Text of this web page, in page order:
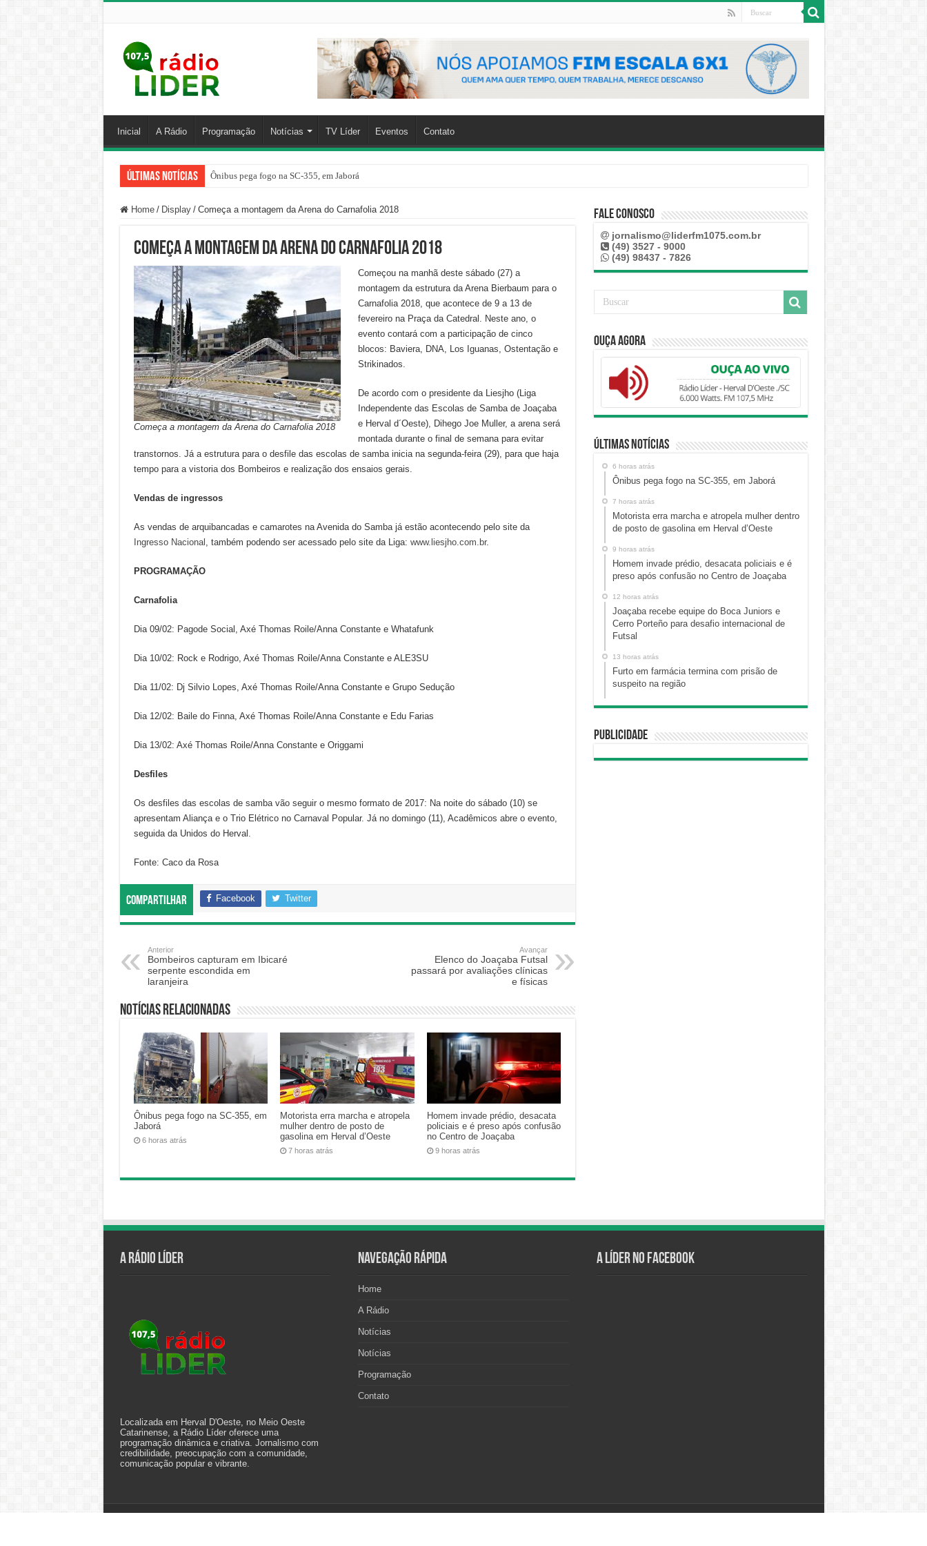
Inicial A Rádio Programação Notícias TV Líder Eventos Contato
Últimas Notícias Ônibus pega fogo na SC-355, em Jaborá
Home / Display / Começa a montagem da Arena do Carnafolia 2018
Começa a montagem da Arena do Carnafolia 2018
Começa a montagem da Arena do Carnafolia 2018
Começou na manhã deste sábado (27) a
montagem da estrutura da Arena Bierbaum para o
Carnafolia 2018, que acontece de 9 a 13 de
fevereiro na Praça da Catedral. Neste ano, o
evento contará com a participação de cinco
blocos: Baviera, DNA, Los Iguanas, Ostentação e
Strikinados.
De acordo com o presidente da Liesjho (Liga
Independente das Escolas de Samba de Joaçaba
e Herval d´Oeste), Dihego Joe Muller, a arena será
montada durante o final de semana para evitar
transtornos. Já a estrutura para o desfile das escolas de samba inicia na segunda-feira (29), para que haja
tempo para a vistoria dos Bombeiros e realização dos ensaios gerais.
Vendas de ingressos
As vendas de arquibancadas e camarotes na Avenida do Samba já estão acontecendo pelo site da
Ingresso Nacional , também podendo ser acessado pelo site da Liga: www.liesjho.com.br.
PROGRAMAÇÃO
Carnafolia
Dia 09/02: Pagode Social, Axé Thomas Roile/Anna Constante e Whatafunk
Dia 10/02: Rock e Rodrigo, Axé Thomas Roile/Anna Constante e ALE3SU
Dia 11/02: Dj Silvio Lopes, Axé Thomas Roile/Anna Constante e Grupo Sedução
Dia 12/02: Baile do Finna, Axé Thomas Roile/Anna Constante e Edu Farias
Dia 13/02: Axé Thomas Roile/Anna Constante e Origgami
Desfiles
Os desfiles das escolas de samba vão seguir o mesmo formato de 2017: Na noite do sábado (10) se
apresentam Aliança e o Trio Elétrico no Carnaval Popular. Já no domingo (11), Acadêmicos abre o evento,
seguida da Unidos do Herval.
Fonte: Caco da Rosa
Compartilhar Facebook Twitter
Anterior
Bombeiros capturam em Ibicaré
serpente escondida em
laranjeira
Avançar
Elenco do Joaçaba Futsal
passará por avaliações clínicas
e físicas
Notícias relacionadas
Ônibus pega fogo na SC-355, em
Jaborá
6 horas atrás
Motorista erra marcha e atropela
mulher dentro de posto de
gasolina em Herval d’Oeste
7 horas atrás
Homem invade prédio, desacata
policiais e é preso após confusão
no Centro de Joaçaba
9 horas atrás
Fale Conosco
jornalismo@liderfm1075.com.br
(49) 3527 - 9000
(49) 98437 - 7826
Ouça Agora
Últimas Notícias
6 horas atrás
Ônibus pega fogo na SC-355, em Jaborá
7 horas atrás
Motorista erra marcha e atropela mulher dentro
de posto de gasolina em Herval d’Oeste
9 horas atrás
Homem invade prédio, desacata policiais e é
preso após confusão no Centro de Joaçaba
12 horas atrás
Joaçaba recebe equipe do Boca Juniors e
Cerro Porteño para desafio internacional de
Futsal
13 horas atrás
Furto em farmácia termina com prisão de
suspeito na região
Publicidade
A Rádio Líder
Localizada em Herval D'Oeste, no Meio Oeste
Catarinense, a Rádio Líder oferece uma
programação dinâmica e criativa. Jornalismo com
credibilidade, preocupação com a comunidade,
comunicação popular e vibrante.
Navegação Rápida
Home
A Rádio
Notícias
Notícias
Programação
Contato
A Líder no Facebook